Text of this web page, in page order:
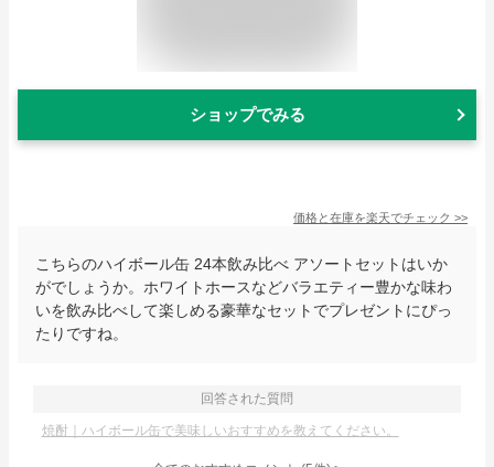
ショップでみる
価格と在庫を楽天でチェック >>
こちらのハイボール缶 24本飲み比べ アソートセットはいか
がでしょうか。ホワイトホースなどバラエティー豊かな味わ
いを飲み比べして楽しめる豪華なセットでプレゼントにぴっ
たりですね。
回答された質問
焼酎｜ハイボール缶で美味しいおすすめを教えてください。